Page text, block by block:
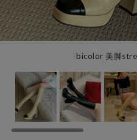
bicolor 美脚